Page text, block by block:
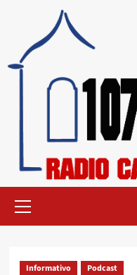
Informativo Podcast